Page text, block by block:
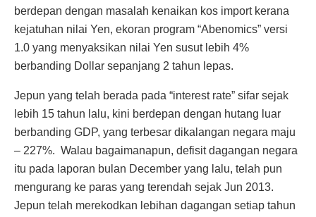
berdepan dengan masalah kenaikan kos import kerana
kejatuhan nilai Yen, ekoran program “Abenomics” versi
1.0 yang menyaksikan nilai Yen susut lebih 4%
berbanding Dollar sepanjang 2 tahun lepas.
Jepun yang telah berada pada “interest rate” sifar sejak
lebih 15 tahun lalu, kini berdepan dengan hutang luar
berbanding GDP, yang terbesar dikalangan negara maju
– 227%. Walau bagaimanapun, defisit dagangan negara
itu pada laporan bulan December yang lalu, telah pun
mengurang ke paras yang terendah sejak Jun 2013.
Jepun telah merekodkan lebihan dagangan setiap tahun